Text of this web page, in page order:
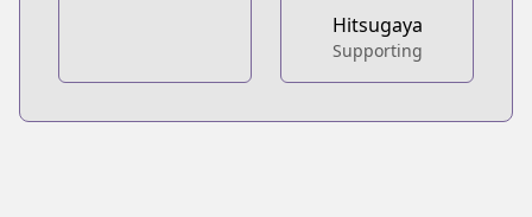
Hitsugaya
Supporting